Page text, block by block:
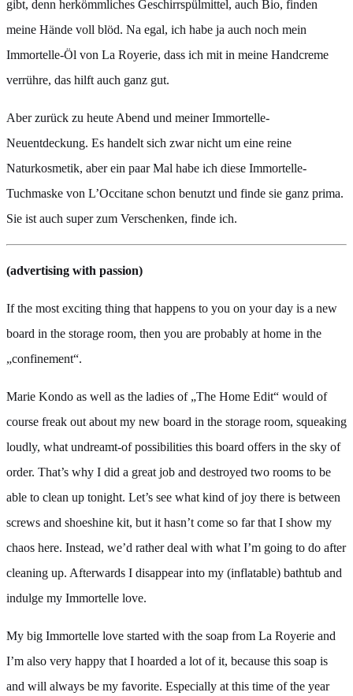
gibt, denn herkömmliches Geschirrspülmittel, auch Bio, finden
meine Hände voll blöd. Na egal, ich habe ja auch noch mein
Immortelle-Öl von La Royerie, dass ich mit in meine Handcreme
verrühre, das hilft auch ganz gut.
Aber zurück zu heute Abend und meiner Immortelle-
Neuentdeckung. Es handelt sich zwar nicht um eine reine
Naturkosmetik, aber ein paar Mal habe ich diese Immortelle-
Tuchmaske von L’Occitane schon benutzt und finde sie ganz prima.
Sie ist auch super zum Verschenken, finde ich.
(advertising with passion)
If the most exciting thing that happens to you on your day is a new
board in the storage room, then you are probably at home in the
„confinement“.
Marie Kondo as well as the ladies of „The Home Edit“ would of
course freak out about my new board in the storage room, squeaking
loudly, what undreamt-of possibilities this board offers in the sky of
order. That’s why I did a great job and destroyed two rooms to be
able to clean up tonight. Let’s see what kind of joy there is between
screws and shoeshine kit, but it hasn’t come so far that I show my
chaos here. Instead, we’d rather deal with what I’m going to do after
cleaning up. Afterwards I disappear into my (inflatable) bathtub and
indulge my Immortelle love.
My big Immortelle love started with the soap from La Royerie and
I’m also very happy that I hoarded a lot of it, because this soap is
and will always be my favorite. Especially at this time of the year